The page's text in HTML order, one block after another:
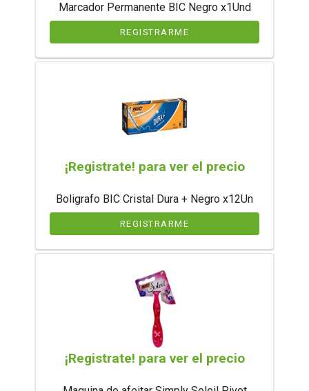
Marcador Permanente BIC Negro x1Und
REGISTRARME
¡Registrate! para ver el precio
Boligrafo BIC Cristal Dura + Negro x12Un
REGISTRARME
¡Registrate! para ver el precio